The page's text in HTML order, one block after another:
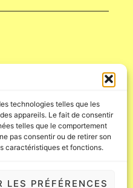
technologies telles que les
appareils. Le fait de consentir
telles que le comportement
pas consentir ou de retirer son
caractéristiques et fonctions.
LES PRÉFÉRENCES
-Mentions Légales